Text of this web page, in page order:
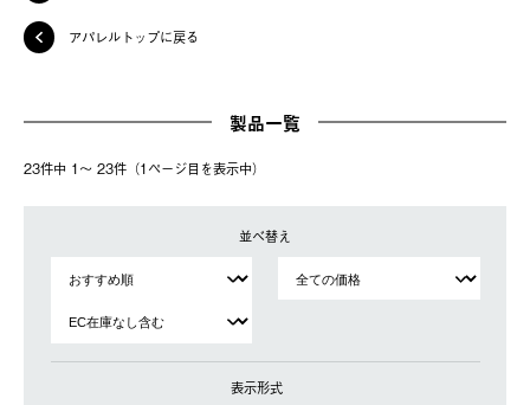
アパレルトップに戻る
製品一覧
23件中 1〜 23件（1ページ⽬を表⽰中）
並べ替え
表示形式